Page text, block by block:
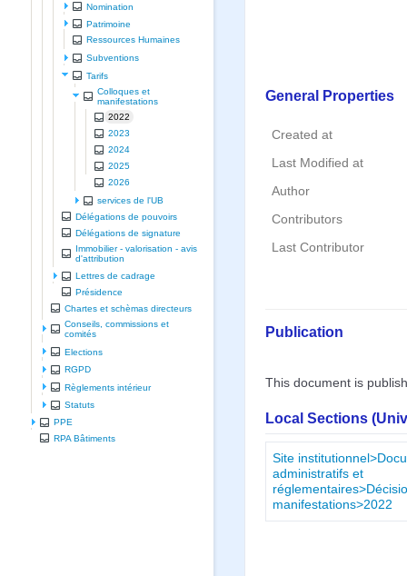
Nomination
Patrimoine
Ressources Humaines
Subventions
Tarifs
Colloques et
manifestations
2022
2023
2024
2025
2026
services de l'UB
Délégations de pouvoirs
Délégations de signature
Immobilier - valorisation - avis
d'attribution
Lettres de cadrage
Présidence
Chartes et schèmas directeurs
Conseils, commissions et
comités
Elections
RGPD
Règlements intérieur
Statuts
PPE
RPA Bâtiments
General Properties
Created at
Last Modified at
Author
Contributors
Last Contributor
Publication
This document is
Local Sections
Site
administratifs et
manifestations>2022